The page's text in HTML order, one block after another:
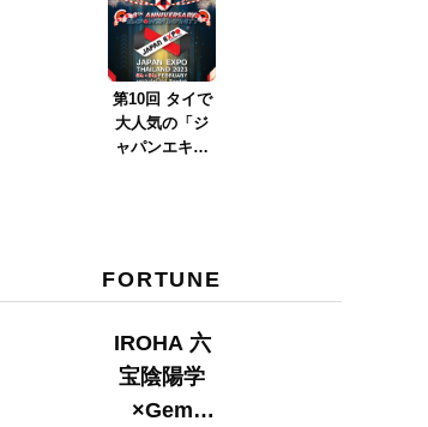
ver.2023』
第10回 タイで
大人気の「ジ
ャパンエキス
FORTUNE
IROHA 六
宝陰陽学
×Gem